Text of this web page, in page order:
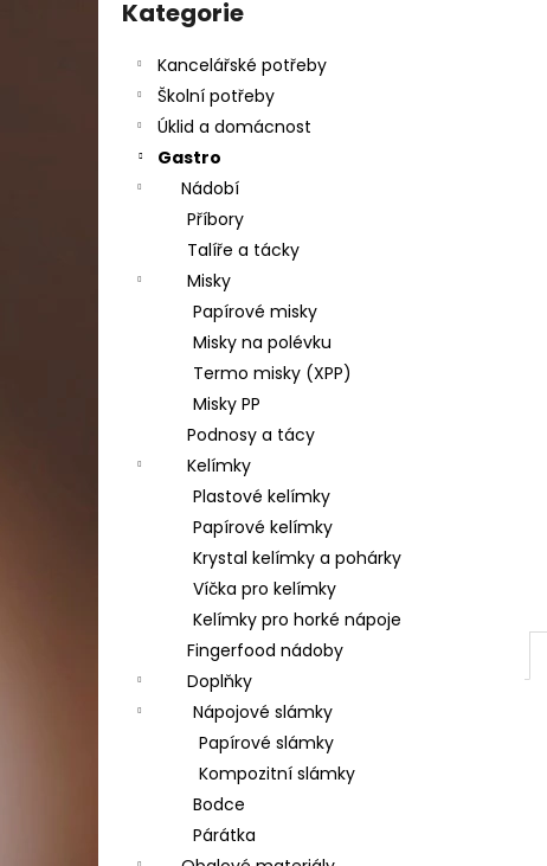
kategorie
Kategorie
Kancelářské potřeby
Školní potřeby
Úklid a domácnost
Gastro
Nádobí
Příbory
Talíře a tácky
Misky
Papírové misky
Misky na polévku
Termo misky (XPP)
Misky PP
Podnosy a tácy
Kelímky
Plastové kelímky
Papírové kelímky
Krystal kelímky a pohárky
Víčka pro kelímky
Kelímky pro horké nápoje
Fingerfood nádoby
Doplňky
Nápojové slámky
Papírové slámky
Kompozitní slámky
Bodce
Párátka
DAHLE LAMINÁTOR 70103, A3, 2 VÁLCE
Původně: 2 667 Kč